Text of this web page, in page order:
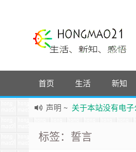
首页 生活 新知
声明 ~ 关于本站没有电
如果您觉得本站非常有看
标签：誓言